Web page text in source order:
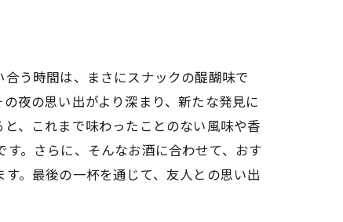
う時間は、まさにスナックの醍醐味で
夜の思い出がより深まり、新たな発見に
、これまで味わったことのない風味や香
。さらに、そんなお酒に合わせて、おす
。最後の一杯を通じて、友人との思い出